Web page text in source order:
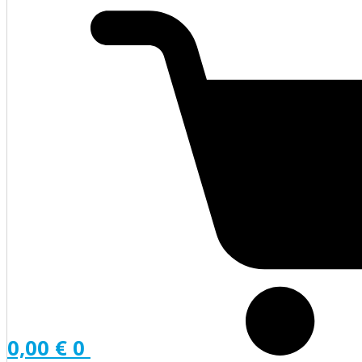
0,00 € 0